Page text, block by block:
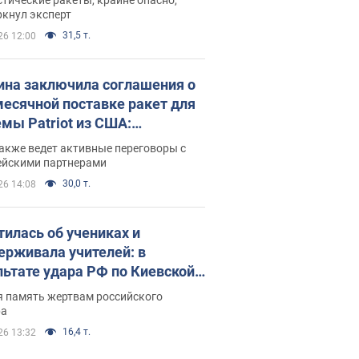
эксперт
12:00 31,5 т.
заключила соглашения о
поставке ракет для
Patriot из США:
раскрыл подробности
ведет активные переговоры с
партнерами
14:08 30,0 т.
об учениках и
учителей: в
удара РФ по Киевской
погибли директор
лицея, её муж и внук
память жертвам российского
13:32 16,4 т.